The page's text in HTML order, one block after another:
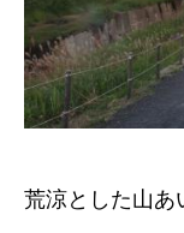
荒涼とした山あ